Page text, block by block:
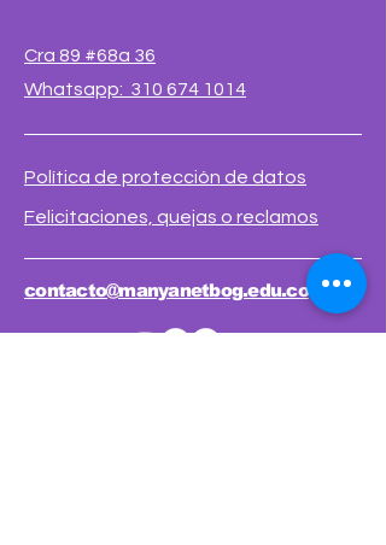
Cra 89 #68a 36
Whatsapp: 310 674 1014
Política de protección de datos
Felicitaciones, quejas o reclamos
contacto@manyanetbog.edu.co